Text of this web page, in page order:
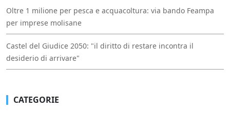
Oltre 1 milione per pesca e acquacoltura: via bando Feampa
per imprese molisane
Castel del Giudice 2050: "il diritto di restare incontra il
desiderio di arrivare"
CATEGORIE